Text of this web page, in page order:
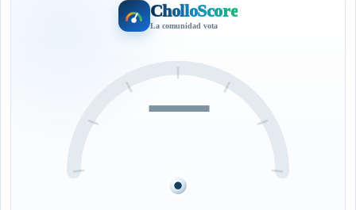
CholloScore
La comunidad vota
—